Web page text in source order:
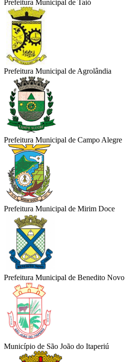
Prefeitura Municipal de Taió
Prefeitura Municipal de Agrolândia
Prefeitura Municipal de Campo Alegre
Prefeitura Municipal de Mirim Doce
Prefeitura Municipal de Benedito Novo
Município de São João do Itaperiú